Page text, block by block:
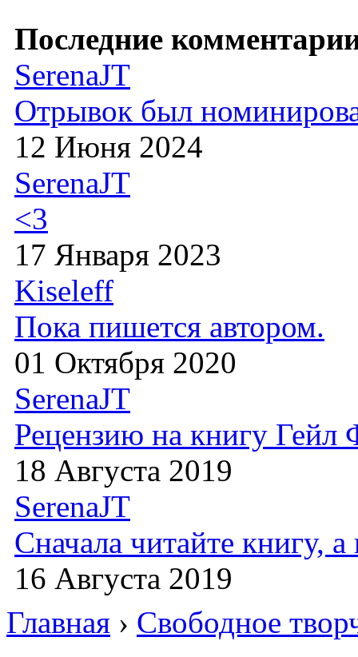
Последние
SerenaJT
Отрывок был
12 Июня 2024
SerenaJT
<3
17 Января 2023
Kiseleff
Пока пишется автором.
01 Октября 2020
SerenaJT
Рецензию на книгу
18 Августа 2019
SerenaJT
Сначала читайте книгу,
16 Августа 2019
Главная › Свободное